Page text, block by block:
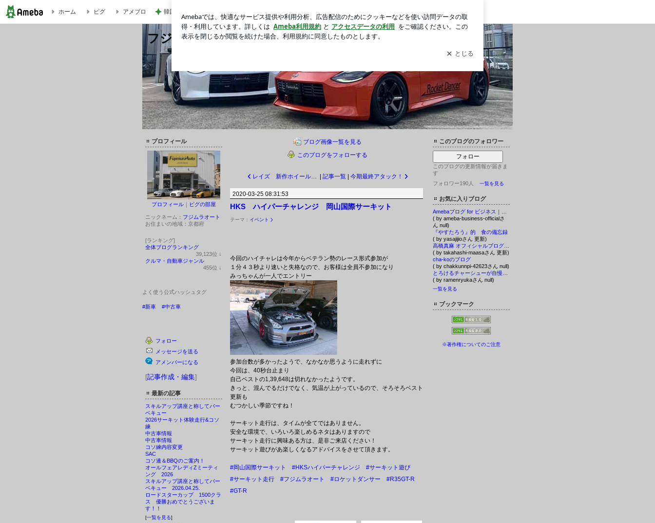
HKS ハイパーチャレンジ 岡山国際サーキット | フジムラオートのブログ
ホーム ピグ アメブロ 韓国コスメブランドの期間限定コラボ
フジムラオートのブログ
毎度！おおきに！京都のフジムラオートです。 フジムラオートの日常を紹介しております。
プロフィール
プロフィール ｜ ピグの部屋
ニックネーム： フジムラオート
お住まいの地域： 京都府
[ランキング]
全体ブログランキング
39,123位 ↓
クルマ・自動車ジャンル
455位 ↓
よく使う公式ハッシュタグ
#新車 #中古車
フォロー
メッセージを送る
アメンバーになる
[記事作成・編集]
最新の記事
スキルアップ講座と称してバー
ベキュー
2026サーキット体験走行&コソ
練
中古車情報
中古車情報
コソ練内容変更
SAC
コソ連＆BBQのご案内！
オールフェアレディZミーティ
ング 2026
スキルアップ講座と称してバー
ベキュー 2026.04.25.
ロードスターカップ 1500クラ
ス 優勝おめでとうございま
す！！
[一覧を見る]
ブログ画像一覧を見る
このブログをフォローする
レイズ 新作ホイール 限定ホイール情報！ 記事一覧 今期最終アタック！
2020-03-25 08:31:53
HKS ハイパーチャレンジ 岡山国際サーキット
テーマ： イベント
今回のハイチャレは今年からベテラン勢のレース形式参加が
１分４３秒より速いと失格なので、お客様は全員不参加になり
みっちゃんが一人でエントリー
参加台数が多かったようで、なかなか思うように走れずに
今回は、40秒台止まり
自己ベストの1,39,648は切れなかったようです。
きっと、混んでるだけでなく、気温が上がっているので、そろそろベスト
更新も
むつかしい季節ですね！
サーキット走行は、タイムが全てではありません。
安全な環境で、いろいろ楽しめるネタはありますので
サーキット走行に興味ある方は、是非ご来店ください！
サーキット遊びがあ楽しくなるアドバイスをさせて頂きます。
#岡山国際サーキット #HKSハイパーチャレンジ
#サーキット遊び
#サーキット走行
#フジムラオート #ロケットダンサー
#R35GT-R
#GT-R
このブログのフォロワー
フォロー
このブログの更新情報が届きま
す
フォロワー190人
一覧を見る
お気に入りブログ
( by ameba-business-officialさ
ん null)
『やすたろう』的 食の備忘録
( by yasajijioさん 更新)
( by takahashi-maasaさん 更新)
cha-koのブログ
( by chakkunnpi-42623さん null)
( by ramenryukaさん null)
一覧を見る
ブックマーク
※著作権についてのご注意